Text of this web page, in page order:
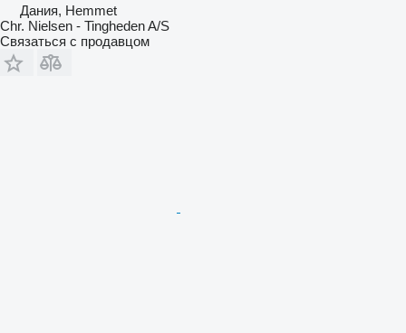
Дания, Hemmet
Chr. Nielsen - Tingheden A/S
Связаться с продавцом